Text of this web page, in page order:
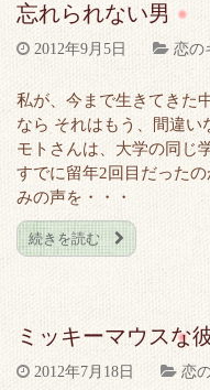
忘れられない男
2012年9月5日 恋の
私が、今まで生きてきた
なら それはもう、間違い
モトさんは、大学の同じ
すでに留年2回目だった
みの声を・・・
続きを読む
ミッキーマウスな
2012年7月18日 恋